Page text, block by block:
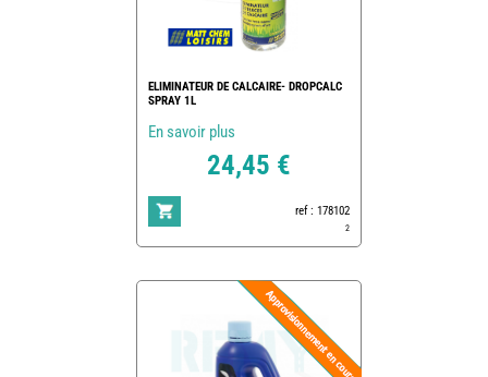
ELIMINATEUR DE CALCAIRE- DROPCALC
SPRAY 1L
En savoir plus
24,45 €
ref : 178102
2